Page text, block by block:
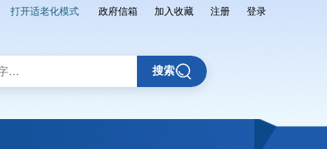
打开适老化模式 政府信箱 加入收藏 注册 登录
搜索